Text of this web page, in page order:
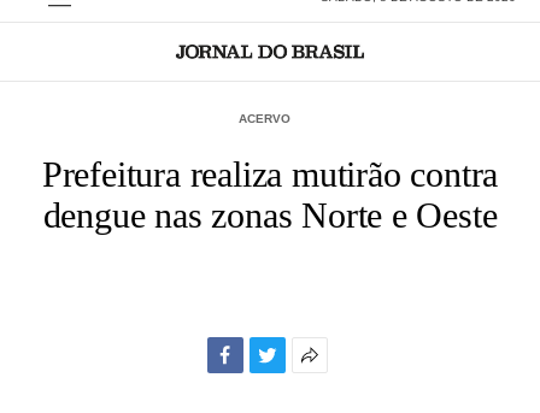
ACERVO
Prefeitura realiza mutirão contra
dengue nas zonas Norte e Oeste